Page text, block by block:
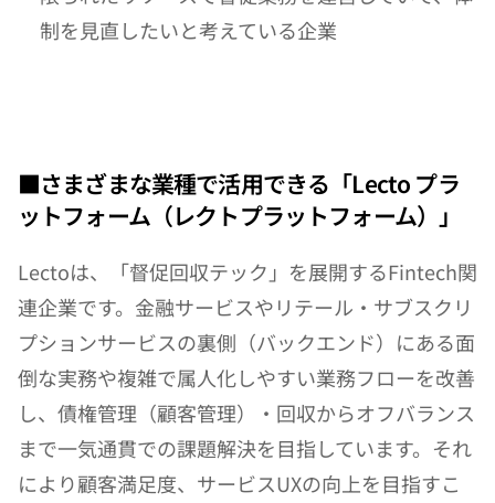
制を見直したいと考えている企業
■さまざまな業種で活用できる「Lecto プラ
ットフォーム（レクトプラットフォーム）」
Lectoは、「督促回収テック」を展開するFintech関
連企業です。金融サービスやリテール・サブスクリ
プションサービスの裏側（バックエンド）にある面
倒な実務や複雑で属人化しやすい業務フローを改善
し、債権管理（顧客管理）・回収からオフバランス
まで一気通貫での課題解決を目指しています。それ
により顧客満足度、サービスUXの向上を目指すこ